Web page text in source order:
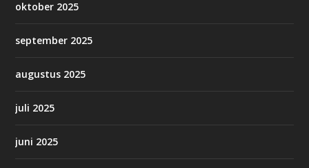
oktober 2025
september 2025
augustus 2025
juli 2025
juni 2025